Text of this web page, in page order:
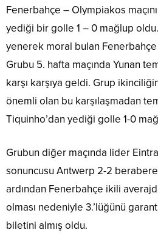
Fenerbahçe – Olympiakos
yediği bir golle 1 – 0 mağlup
yenerek moral bulan
Grubu 5. hafta maçında Yunan
karşı karşıya geldi. Grup
önemli olan bu karşılaşmadan
Tiquinho’dan yediği golle 1-0
Grubun diğer maçında lider
sonuncusu Antwerp 2-2 berabere
ardından Fenerbahçe ikili
olması nedeniyle 3.’lüğünü
biletini almış oldu.